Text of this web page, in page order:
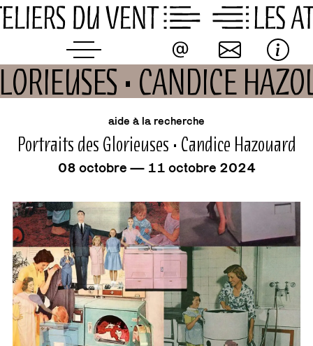
Skip
to
• CANDICE
aide à la recherche
Portraits des Glorieuses • Candice Hazouard
08 octobre — 11 octobre 2024